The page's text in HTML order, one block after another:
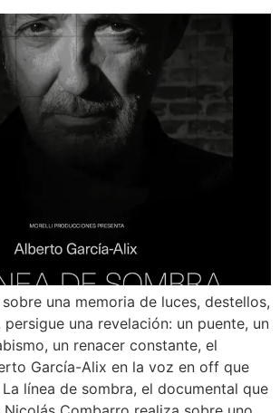
una memoria de luces, destellos,
una revelación: un puente, un
un renacer constante, el
García-Alix en la voz en off que
línea de sombra, el documental que